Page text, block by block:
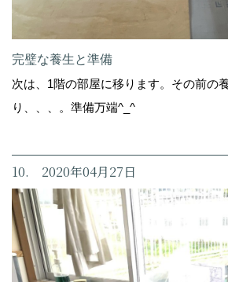
完璧な養生と準備
次は、1階の部屋に移ります。その前の
り、、、。準備万端^_^
10. 2020年04月27日